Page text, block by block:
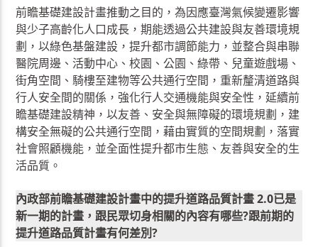
前瞻基礎建設計畫推動之目的，為因應臺灣氣候變遷影響
與少子高齡化人口成長，期能透過公共建設與友善環境規
劃，以綠色基盤建設，提升都市調節能力，並整合與串聯
醫院周邊、活動中心、校園、公園、綠帶、兒童遊戲場、
街角空間、騎樓至建物等公共通行空間，重新釐清道路與
行人安全間的關係，強化行人交通機能與安全性，延續前
瞻基礎建設精神，以友善、安全與無障礙的環境規劃，建
構安全無礙的公共通行空間，藉由實質的空間規劃，落實
社會照顧機能，並全面性提升都市生態、友善與安全的生
活品質。
內政部前瞻基礎建設計畫中的提升道路品質計畫 2.0已是
新一期的計畫，跟民眾切身相關的內容有哪些?跟前期的
提升道路品質計畫有何差別?